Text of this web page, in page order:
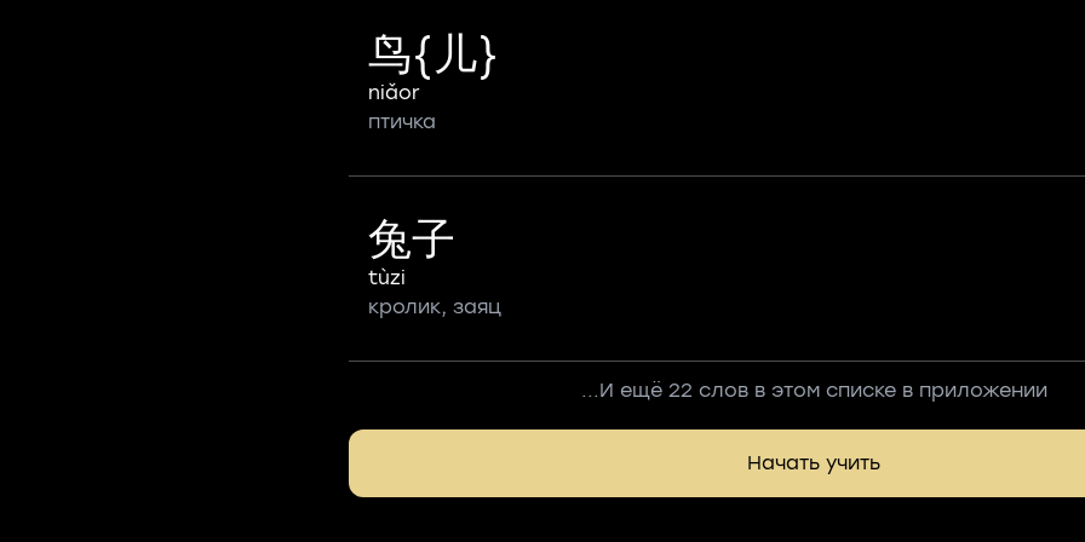
鸟{儿}
niǎor
птичка
兔子
tùzi
кролик, заяц
...И ещё 22 слов в этом списке в приложении
Начать учить